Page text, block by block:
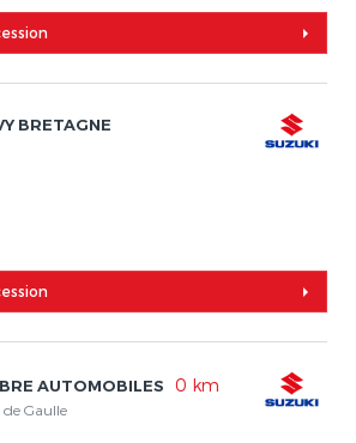
BRETAGNE
AUTOMOBILES 0 km
de Gaulle